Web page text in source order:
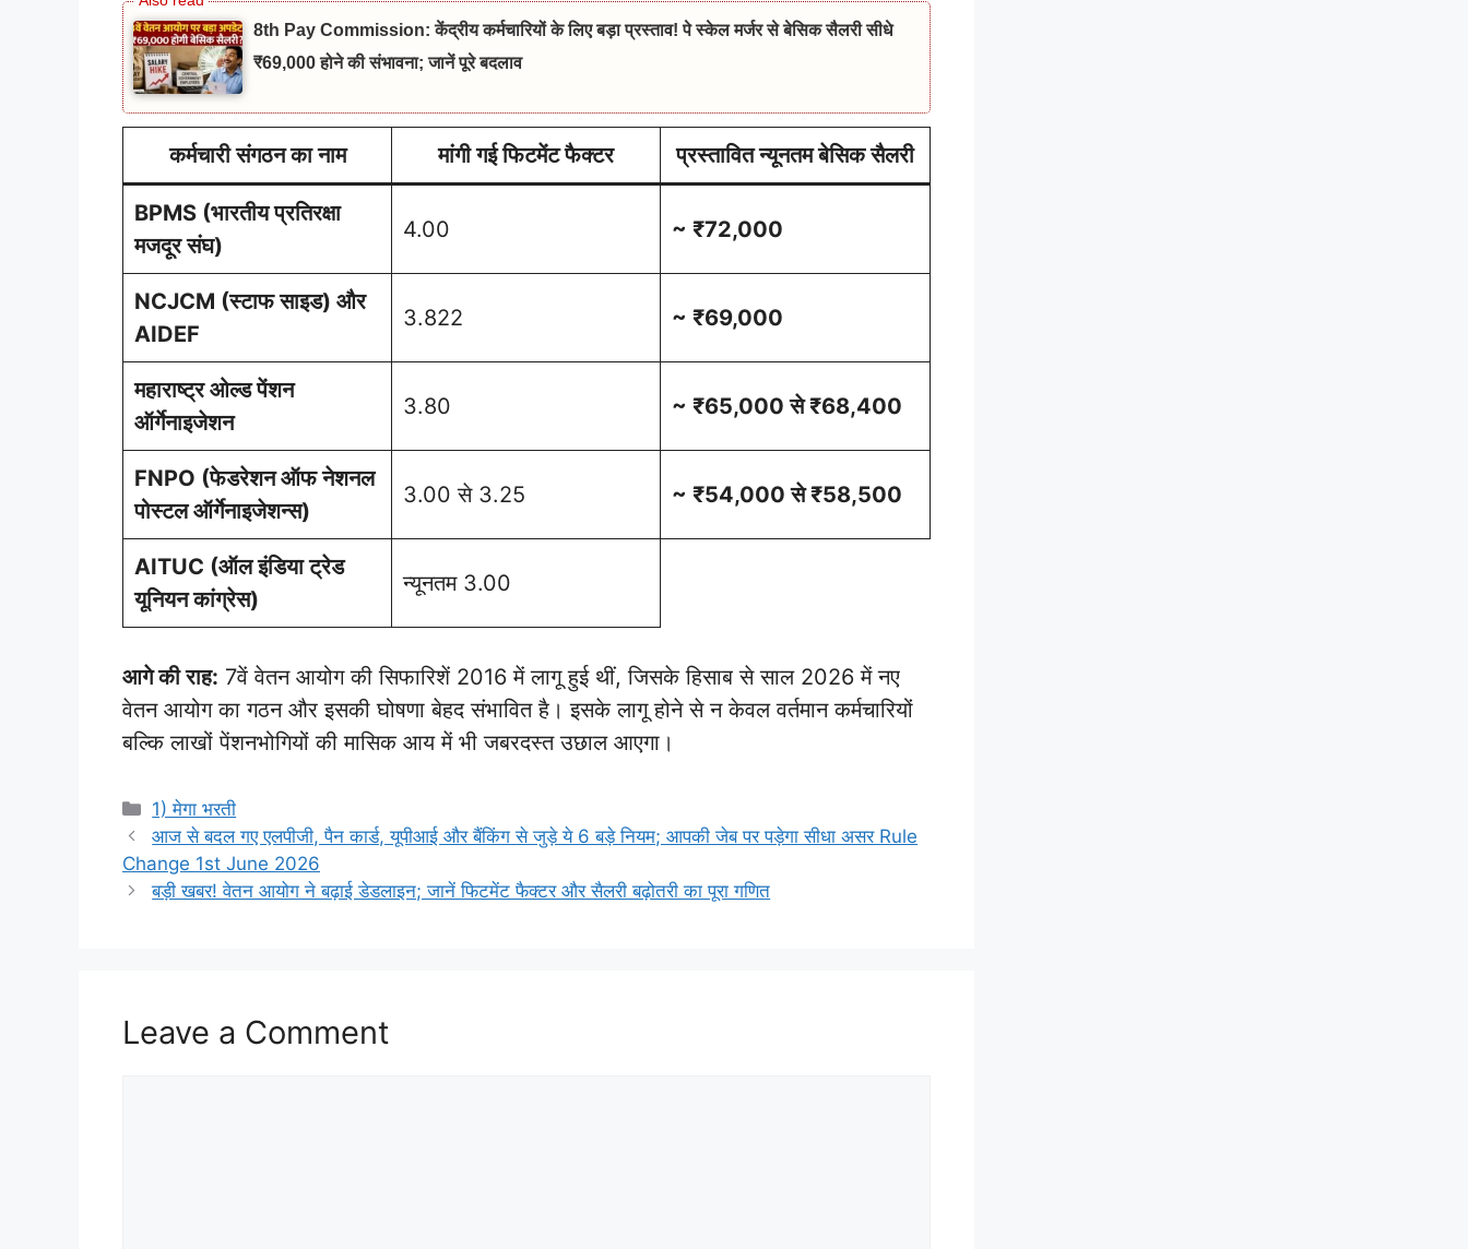
8th Pay Commission: केंद्रीय कर्मचारियों के लिए बड़ा प्रस्ताव! पे स्केल मर्जर से बेसिक सैलरी सीधे
₹69,000 होने की संभावना; जानें पूरे बदलाव
कर्मचारी संगठन का नाम मांगी गई फिटमेंट फैक्टर प्रस्तावित न्यूनतम बेसिक सैलरी
BPMS (भारतीय प्रतिरक्षा
मजदूर संघ)
4.00 ~ ₹72,000
NCJCM (स्टाफ साइड) और
AIDEF
3.822 ~ ₹69,000
महाराष्ट्र ओल्ड पेंशन
ऑर्गेनाइजेशन
3.80 ~ ₹65,000 से ₹68,400
FNPO (फेडरेशन ऑफ नेशनल
पोस्टल ऑर्गेनाइजेशन्स)
3.00 से 3.25 ~ ₹54,000 से ₹58,500
AITUC (ऑल इंडिया ट्रेड
यूनियन कांग्रेस)
न्यूनतम 3.00
आगे की राह: 7वें वेतन आयोग की सिफारिशें 2016 में लागू हुई थीं, जिसके हिसाब से साल 2026 में नए
वेतन आयोग का गठन और इसकी घोषणा बेहद संभावित है। इसके लागू होने से न केवल वर्तमान कर्मचारियों
बल्कि लाखों पेंशनभोगियों की मासिक आय में भी जबरदस्त उछाल आएगा।
Categories
1) मेगा भरती
आज से बदल गए एलपीजी, पैन कार्ड, यूपीआई और बैंकिंग से जुड़े ये 6 बड़े नियम; आपकी जेब पर पड़ेगा सीधा असर Rule
Change 1st June 2026
बड़ी खबर! वेतन आयोग ने बढ़ाई डेडलाइन; जानें फिटमेंट फैक्टर और सैलरी बढ़ोतरी का पूरा गणित
Leave a Comment